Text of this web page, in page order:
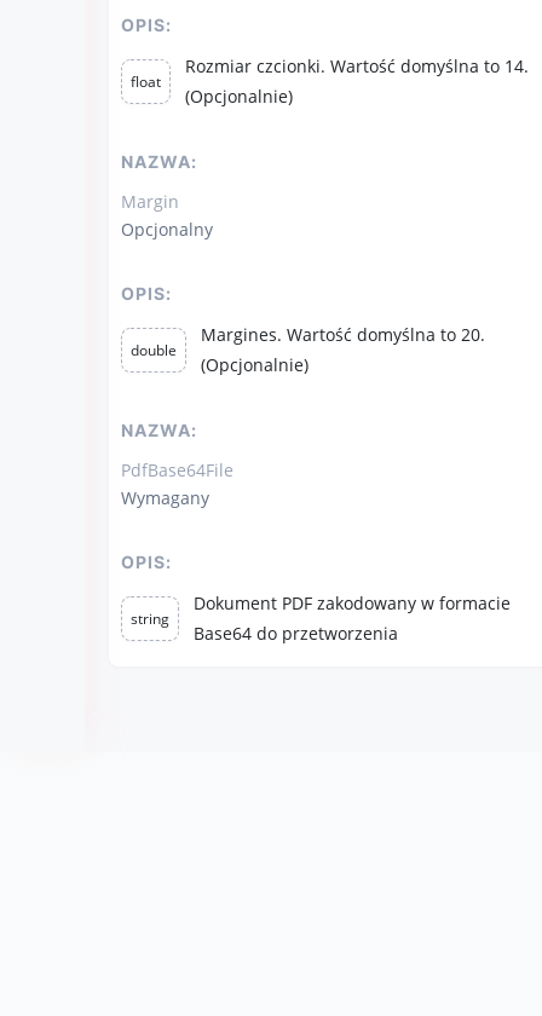
OPIS:
float
Rozmiar czcionki. Wartość domyślna to 14.
(Opcjonalnie)
NAZWA:
Margin
Opcjonalny
OPIS:
double
Margines. Wartość domyślna to 20.
(Opcjonalnie)
NAZWA:
PdfBase64File
Wymagany
OPIS:
string
Dokument PDF zakodowany w formacie
Base64 do przetworzenia